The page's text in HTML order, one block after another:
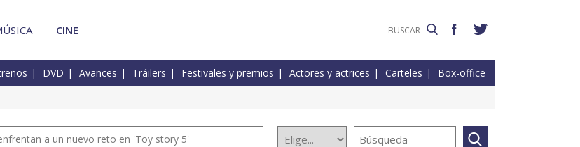
CINE
DVD Avances Tráilers Festivales y premios Actores y actrices Carteles Box-office
a un nuevo reto en 'Toy story 5'